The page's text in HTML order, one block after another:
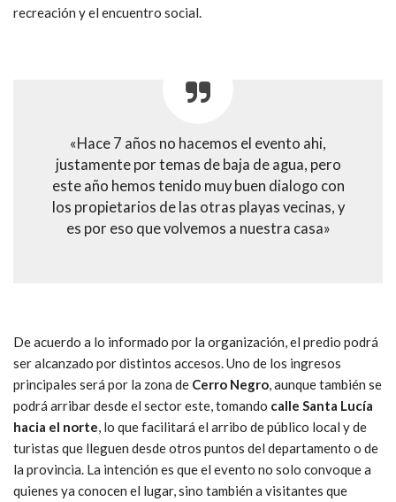
recreación y el encuentro social.
«Hace 7 años no hacemos el evento ahi,
justamente por temas de baja de agua, pero
este año hemos tenido muy buen dialogo con
los propietarios de las otras playas vecinas, y
es por eso que volvemos a nuestra casa»
De acuerdo a lo informado por la organización, el predio podrá
ser alcanzado por distintos accesos. Uno de los ingresos
principales será por la zona de Cerro Negro, aunque también se
podrá arribar desde el sector este, tomando calle Santa Lucía
hacia el norte, lo que facilitará el arribo de público local y de
turistas que lleguen desde otros puntos del departamento o de
la provincia. La intención es que el evento no solo convoque a
quienes ya conocen el lugar, sino también a visitantes que